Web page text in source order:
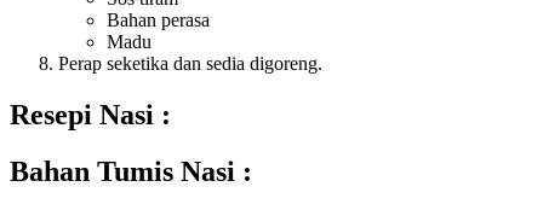
Bahan perasa
Madu
Perap seketika dan sedia digoreng.
Resepi Nasi :
Bahan Tumis Nasi :